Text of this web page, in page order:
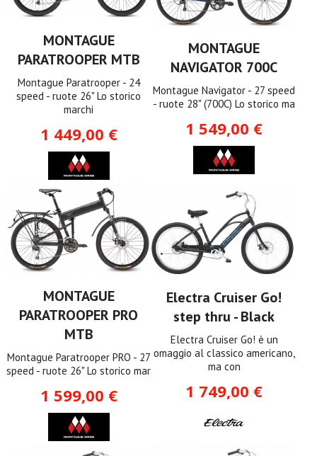
MONTAGUE
PARATROOPER MTB
Montague Paratrooper - 24
speed - ruote 26" Lo storico
marchi
1 449,00 €
MONTAGUE
NAVIGATOR 700C
Montague Navigator - 27 speed
- ruote 28" (700C) Lo storico ma
1 549,00 €
MONTAGUE
PARATROOPER PRO
MTB
Montague Paratrooper PRO - 27
speed - ruote 26" Lo storico mar
1 599,00 €
Electra Cruiser Go!
step thru - Black
Electra Cruiser Go! è un
omaggio al classico americano,
ma con
1 749,00 €